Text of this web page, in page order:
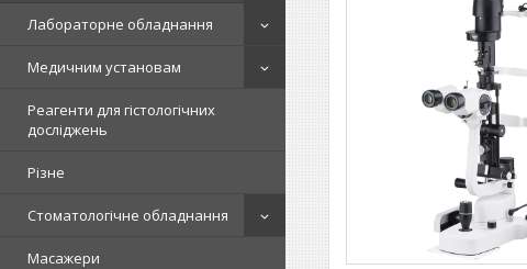
Лабораторне обладнання
Медичним установам
Реагенти для гістологічних
досліджень
Різне
Стоматологічне обладнання
Масажери